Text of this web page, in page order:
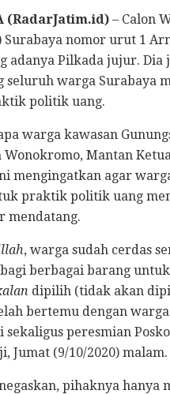
(RadarJatim.id) – Calon
Surabaya nomor urut 1
adanya Pilkada jujur. Dia
seluruh warga Surabaya
politik uang.
warga kawasan
Wonokromo, Mantan Ketua
mengingatkan agar
praktik politik uang
mendatang.
, warga sudah cerdas
berbagai barang
dipilih (tidak akan
bertemu dengan warga
sekaligus peresmian
Jumat (9/10/2020) malam.
pihaknya hanya